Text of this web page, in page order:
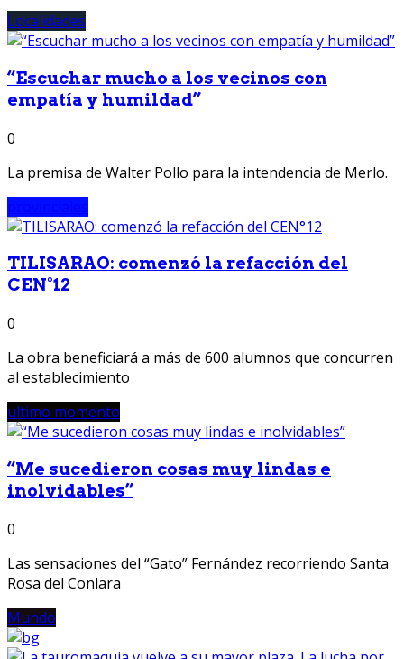
Localidades
“Escuchar mucho a los vecinos con
empatía y humildad”
0
La premisa de Walter Pollo para la intendencia de Merlo.
TILISARAO: comenzó la refacción del
CEN°12
0
La obra beneficiará a más de 600 alumnos que concurren
al establecimiento
ultimo momento
“Me sucedieron cosas muy lindas e
inolvidables”
0
Las sensaciones del “Gato” Fernández recorriendo Santa
Rosa del Conlara
Mundo